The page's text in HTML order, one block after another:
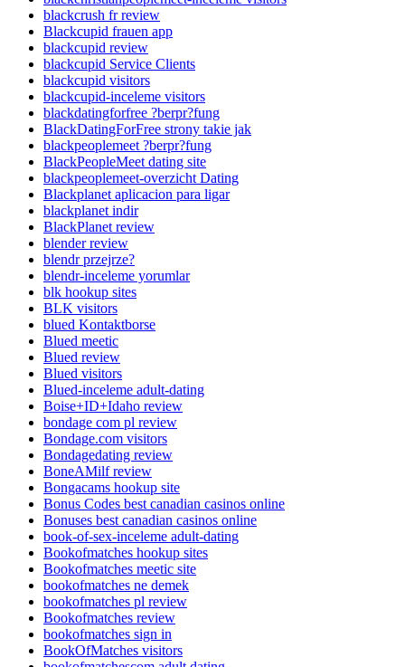
blackcrush fr review
Blackcupid frauen app
blackcupid review
blackcupid Service Clients
blackcupid visitors
blackcupid-inceleme visitors
blackdatingforfree ?berpr?fung
BlackDatingForFree strony takie jak
blackpeoplemeet ?berpr?fung
BlackPeopleMeet dating site
blackpeoplemeet-overzicht Dating
Blackplanet aplicacion para ligar
blackplanet indir
BlackPlanet review
blender review
blendr przejrze?
blendr-inceleme yorumlar
blk hookup sites
BLK visitors
blued Kontaktborse
Blued meetic
Blued review
Blued visitors
Blued-inceleme adult-dating
Boise+ID+Idaho review
bondage com pl review
Bondage.com visitors
Bondagedating review
BoneAMilf review
Bongacams hookup site
Bonus Codes best canadian casinos online
Bonuses best canadian casinos online
book-of-sex-inceleme adult-dating
Bookofmatches hookup sites
Bookofmatches meetic site
bookofmatches ne demek
bookofmatches pl review
Bookofmatches review
bookofmatches sign in
BookOfMatches visitors